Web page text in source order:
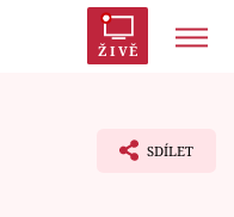
ŽIVĚ
SDÍLET